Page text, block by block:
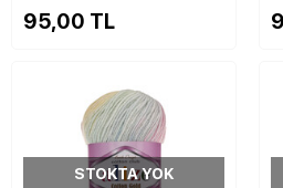
95,00 TL
STOKTA YOK